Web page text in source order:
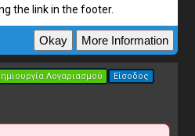
the link in the footer.
Λογαριασμού Είσοδος